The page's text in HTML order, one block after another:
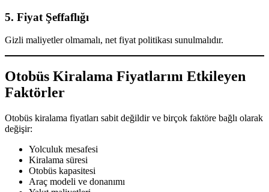
5. Fiyat Şeffaflığı
Gizli maliyetler olmamalı, net fiyat politikası sunulmalıdır.
Otobüs Kiralama Fiyatlarını Etkileyen
Faktörler
Otobüs kiralama fiyatları sabit değildir ve birçok faktöre bağlı olarak
değişir:
Yolculuk mesafesi
Kiralama süresi
Otobüs kapasitesi
Araç modeli ve donanımı